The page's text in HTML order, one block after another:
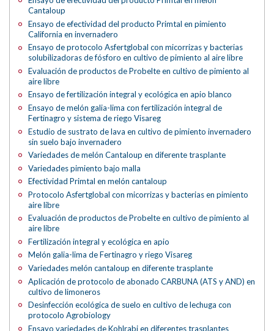
Cantaloup
Ensayo de efectividad del producto Primtal en pimiento
California en invernadero
Ensayo de protocolo Asfertglobal con micorrizas y bacterias
solubilizadoras de fósforo en cultivo de pimiento al aire libre
Evaluación de productos de Probelte en cultivo de pimiento al
aire libre
Ensayo de fertilización integral y ecológica en apio blanco
Ensayo de melón galia-lima con fertilización integral de
Fertinagro y sistema de riego Visareg
Estudio de sustrato de lava en cultivo de pimiento invernadero
sin suelo bajo invernadero
Variedades de melón Cantaloup en diferente trasplante
Variedades pimiento bajo malla
Efectividad Primtal en melón cantaloup
Protocolo Asfertglobal con micorrizas y bacterias en pimiento
aire libre
Evaluación de productos de Probelte en cultivo de pimiento al
aire libre
Fertilización integral y ecológica en apio
Melón galia-lima de Fertinagro y riego Visareg
Variedades melón cantaloup en diferente trasplante
Aplicación de protocolo de abonado CARBUNA (ATS y AND) en
cultivo de limoneros
Desinfección ecológica de suelo en cultivo de lechuga con
protocolo Agrobiology
Ensayo variedades de Kohlrabi en diferentes trasplantes